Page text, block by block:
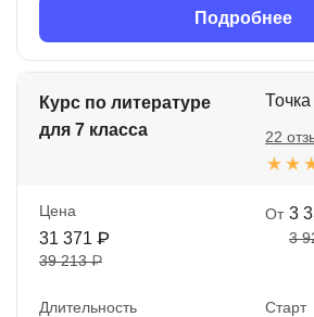
Подробнее
Курс по литературе
для 7 класса
22
Цена
31 371 ₽
39 213 ₽
От 3
3
Длительность Старт